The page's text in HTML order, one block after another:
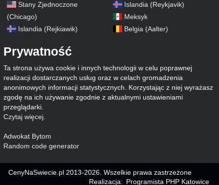
Stany Zjednoczone
(Chicago)
Islandia (Rejkiawik)
Islandia (Reykjavik)
Meksyk
Belgia (Aalter)
Prywatność
Ta strona używa cookie i innych technologii w celu poprawnej
realizacji dostarczanych usług oraz w celach gromadzenia
anonimowych informacji statystycznych. Korzystając z niej wyrażasz
zgodę na ich używanie zgodnie z aktualnymi ustawieniami
przeglądarki.
Czytaj więcej
Adwokat Bytom
Random code generator
CenyNaSwiecie.pl 2013-2026. Wszelkie prawa zastrzeżone
Realizacja: Programista PHP Katowice